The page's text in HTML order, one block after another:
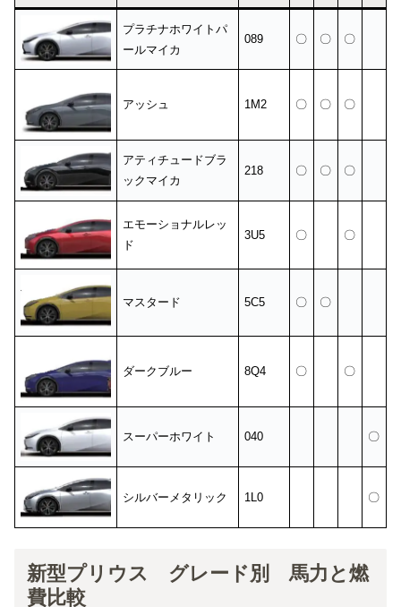
プラチナホワイトパ
ールマイカ
089 〇 〇 〇
アッシュ 1M2 〇 〇 〇
アティチュードブラ
ックマイカ
218 〇 〇 〇
エモーショナルレッ
ド
3U5 〇 〇
マスタード 5C5 〇 〇
ダークブルー 8Q4 〇 〇
スーパーホワイト 040 〇
シルバーメタリック 1L0 〇
新型プリウス グレード別 馬力と燃
費比較